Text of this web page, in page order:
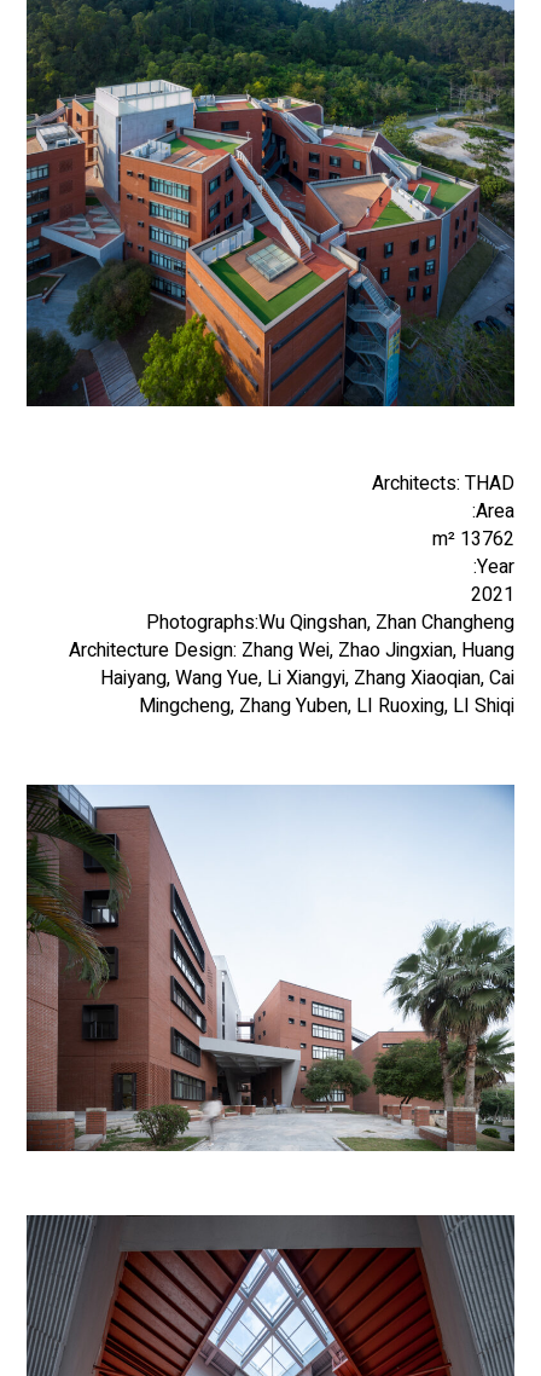
Architects: THAD
Area:
13762 m²
Year:
2021
Photographs:Wu Qingshan, Zhan Changheng
Architecture Design: Zhang Wei, Zhao Jingxian, Huang
Haiyang, Wang Yue, Li Xiangyi, Zhang Xiaoqian, Cai
Mingcheng, Zhang Yuben, LI Ruoxing, LI Shiqi